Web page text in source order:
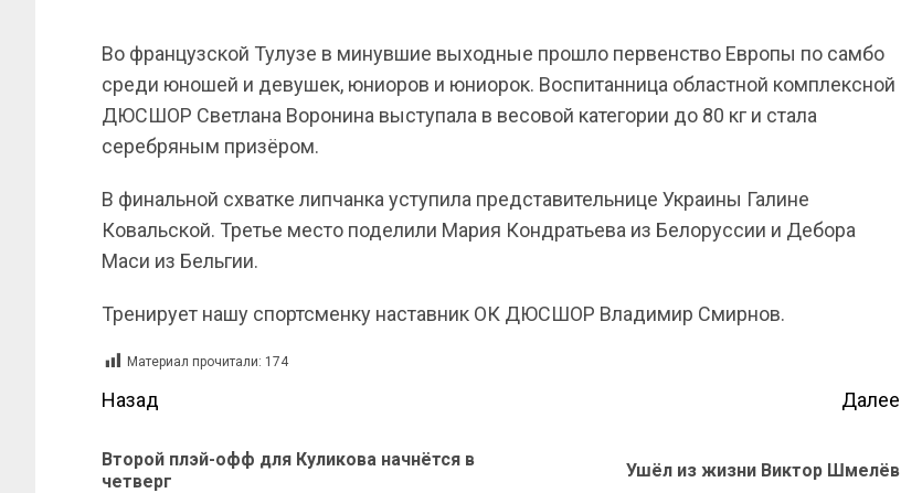
Во французской Тулузе в минувшие выходные прошло первенство Европы по самбо
среди юношей и девушек, юниоров и юниорок. Воспитанница областной комплексной
ДЮСШОР Светлана Воронина выступала в весовой категории до 80 кг и стала
серебряным призёром.
В финальной схватке липчанка уступила представительнице Украины Галине
Ковальской. Третье место поделили Мария Кондратьева из Белоруссии и Дебора
Маси из Бельгии.
Тренирует нашу спортсменку наставник ОК ДЮСШОР Владимир Смирнов.
Материал прочитали: 174
Назад
Второй плэй-офф для Куликова начнётся в
четверг
Далее
Ушёл из жизни Виктор Шмелёв